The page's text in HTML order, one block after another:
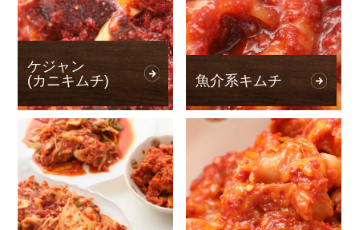
ケジャン
(カニキムチ)
魚介系キムチ